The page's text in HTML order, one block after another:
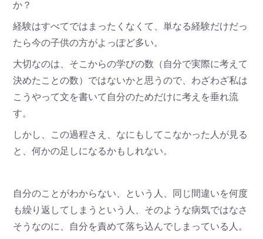
か？
経験はすべてではまったくなくて、単なる経験だけだっ
たら今の子供の方がよっぽど多い。
大切なのは、そこからの学びの数（自分で実際に考えて
決めたことの数）ではないかと思うので、わざわざ私は
こうやって文を書いて自分のためだけに考えを垂れ流
す。
しかし、この過程さえ、なにもしてこなかった人が見る
と、何かの足しになるかもしれない。
自分のことがわからない、という人、同じ間違いを何度
も繰り返してしまうという人、そのような病気ではなさ
そうなのに、自分を責めて落ち込んでしまっている人。